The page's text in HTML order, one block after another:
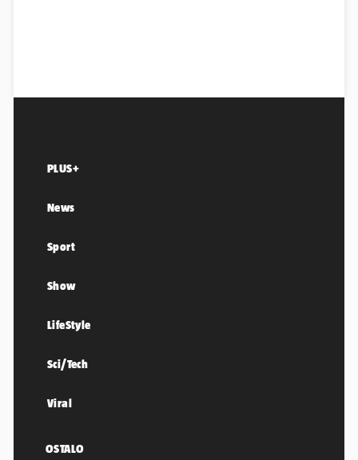
PLUS+
News
Sport
Show
LifeStyle
Sci/Tech
Viral
OSTALO